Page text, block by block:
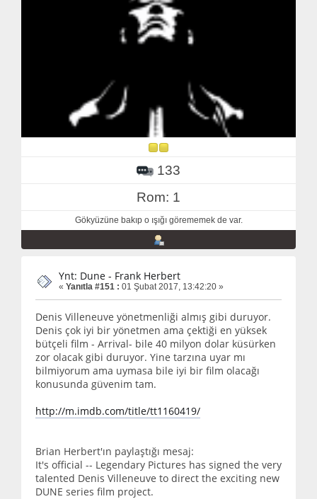
133
Rom: 1
Gökyüzüne bakıp o ışığı görememek de var.
Ynt: Dune - Frank Herbert
« Yanıtla #151 : 01 Şubat 2017, 13:42:20 »
Denis Villeneuve yönetmenliği almış gibi duruyor.
Denis çok iyi bir yönetmen ama çektiği en yüksek
bütçeli film - Arrival- bile 40 milyon dolar küsürken
zor olacak gibi duruyor. Yine tarzına uyar mı
bilmiyorum ama uymasa bile iyi bir film olacağı
konusunda güvenim tam.
http://m.imdb.com/title/tt1160419/
Brian Herbert'ın paylaştığı mesaj:
It's official -- Legendary Pictures has signed the very
talented Denis Villeneuve to direct the exciting new
DUNE series film project.